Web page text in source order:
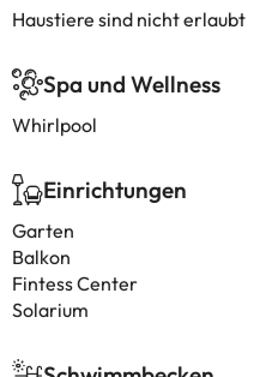
Haustiere sind nicht erlaubt
Spa und Wellness
Whirlpool
Einrichtungen
Garten
Balkon
Fintess Center
Solarium